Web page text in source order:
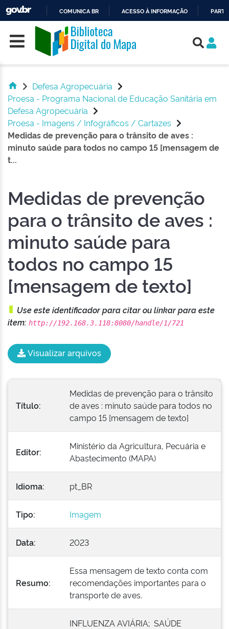
O
CONTEÚDO
COMUNICA BR ACESSO À INFORMAÇÃO
Skip navigation
Defesa Agropecuária
Proesa - Programa Nacional de Educação Sanitária em
Defesa Agropecuária
Proesa - Imagens / Infográficos / Cartazes
Medidas de prevenção para o trânsito de aves :
minuto saúde para todos no campo 15 [mensagem de
t...
Medidas de prevenção
para o trânsito de aves :
minuto saúde para
todos no campo 15
[mensagem de texto]
Use este identificador para citar ou linkar para este
item: http://192.168.3.118:8080/handle/1/721
Visualizar arquivos
Título:
Medidas de prevenção para o trânsito
de aves : minuto saúde para todos no
campo 15 [mensagem de texto]
Editor:
Ministério da Agricultura, Pecuária e
Abastecimento (MAPA)
Idioma: pt_BR
Tipo: Imagem
Data: 2023
Resumo:
Essa mensagem de texto conta com
recomendações importantes para o
transporte de aves.
INFLUENZA AVIÁRIA; SAÚDE